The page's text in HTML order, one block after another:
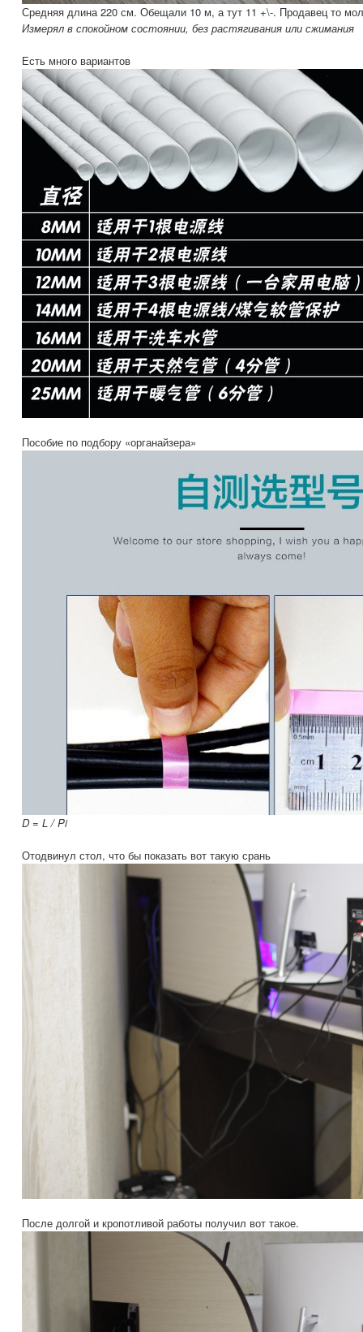
Средняя длина 220 см. Обещали 10 м, а тут 11 +\-. Продавец то
Измерял в спокойном состоянии, без растягивания или сжимания
Есть много вариантов
Пособие по подбору «органайзера»
D = L / Pi
Отодвинул стол, что бы показать вот такую срань
После долгой и кропотливой работы получил вот такое.